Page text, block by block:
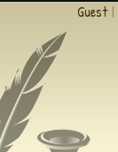
Guest |